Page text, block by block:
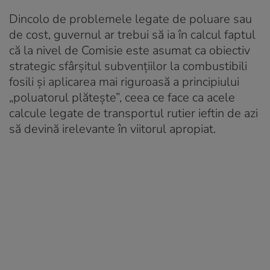
Dincolo de problemele legate de poluare sau
de cost, guvernul ar trebui să ia în calcul faptul
că la nivel de Comisie este asumat ca obiectiv
strategic sfârșitul subvențiilor la combustibili
fosili și aplicarea mai riguroasă a principiului
„poluatorul plătește”, ceea ce face ca acele
calcule legate de transportul rutier ieftin de azi
să devină irelevante în viitorul apropiat.